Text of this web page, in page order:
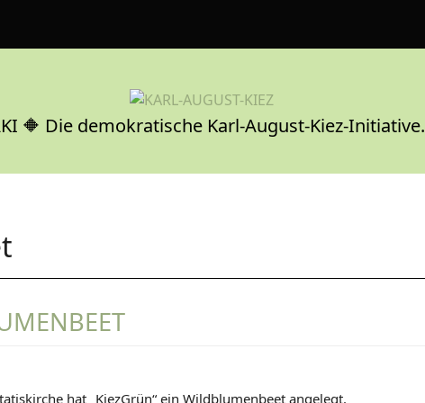
🔶 Die demokratische Karl-August-Kiez-Initiative.
hat „KiezGrün“ ein Wildblumenbeet angelegt.